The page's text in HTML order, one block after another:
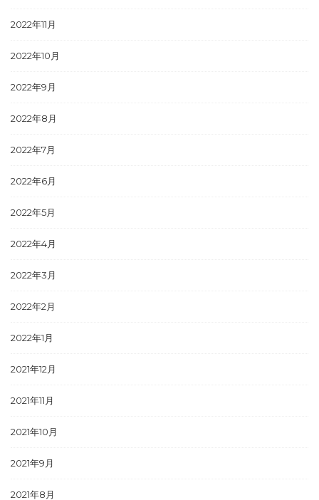
2022年11月
2022年10月
2022年9月
2022年8月
2022年7月
2022年6月
2022年5月
2022年4月
2022年3月
2022年2月
2022年1月
2021年12月
2021年11月
2021年10月
2021年9月
2021年8月